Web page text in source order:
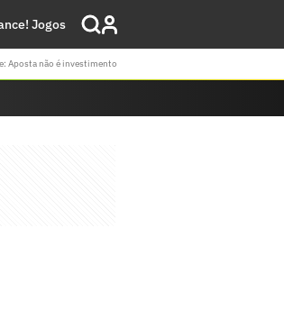
Jogos
Aposta não é investimento